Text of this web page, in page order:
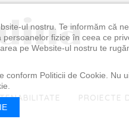
PROIECTE
ul nostru. Te informăm că
fizice în ceea ce
pe Website-ul nostru te
conform Politicii de Cookie. Nu